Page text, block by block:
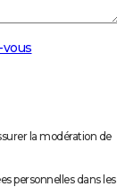
la modération de
personnelles dans les